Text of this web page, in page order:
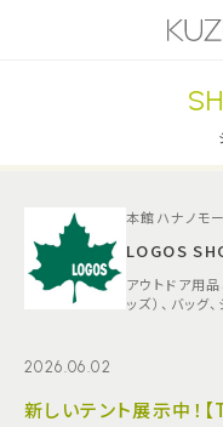
年中無休
本館ハナノモ
LOGOS
アウトドア用品
ッズ）、バッグ
2026.06.02
新しいテント展示中！